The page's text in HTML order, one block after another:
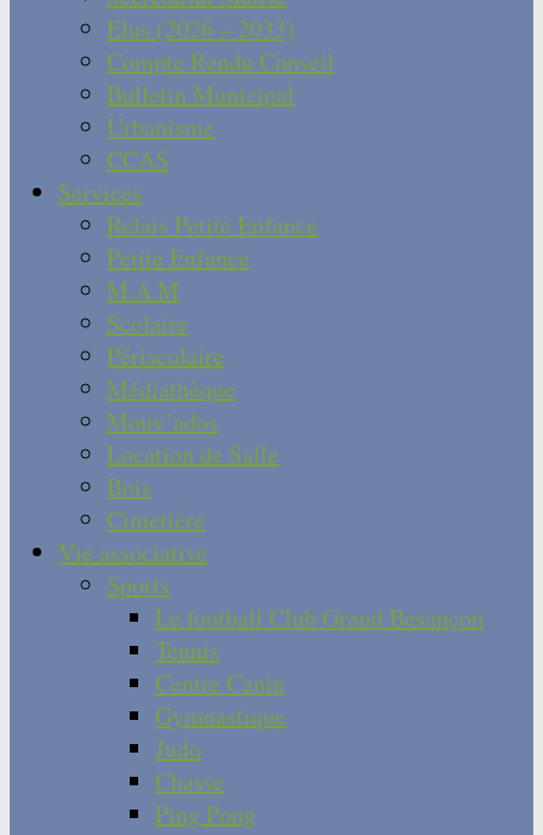
Elus (2026 – 2033)
Compte Rendu Conseil
Bulletin Municipal
Urbanisme
CCAS
Services
Relais Petite Enfance
Petite Enfance
M.A.M
Scolaire
Périscolaire
Médiathèque
Mouv’ados
Location de Salle
Bois
Cimetière
Vie associative
Sports
Le football Club Grand Besançon
Tennis
Centre Canin
Gymnastique
Judo
Chasse
Ping Pong